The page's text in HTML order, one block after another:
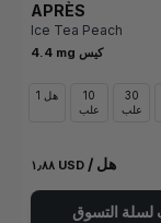
APRÈS
Ice Tea Peach
4.4 mg كيس
1 هل
10
علب
30
علب
١٫٨٨ USD / هل
التسوق